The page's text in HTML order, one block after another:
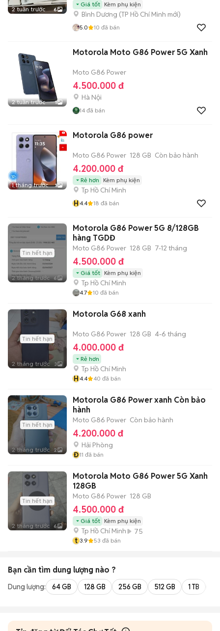
2 tuần trước 6
Giá tốt Kèm phụ kiện
Bình Dương (TP Hồ Chí Minh mới)
5.0 10 đã bán
2 tuần trước 1
Motorola Moto G86 Power 5G Xanh
Moto G86 Power
4.500.000 đ
Hà Nội
14 đã bán
1 tháng trước 1
Motorola G86 power
Moto G86 Power 128 GB Còn bảo hành
4.200.000 đ
Rẻ hơn Kèm phụ kiện
Tp Hồ Chí Minh
H4.4 18 đã bán
Tin hết hạn
2 tháng trước 6
Motorola G86 Power 5G 8/128GB
hàng TGDĐ
Moto G86 Power 128 GB 7-12 tháng
4.500.000 đ
Giá tốt Kèm phụ kiện
Tp Hồ Chí Minh
4.7 10 đã bán
Tin hết hạn
2 tháng trước 3
Motorola G68 xanh
Moto G86 Power 128 GB 4-6 tháng
4.000.000 đ
Rẻ hơn
Tp Hồ Chí Minh
H4.4 40 đã bán
Tin hết hạn
2 tháng trước 2
Motorola G86 Power xanh Còn bảo
hành
Moto G86 Power Còn bảo hành
4.200.000 đ
Hải Phòng
Đ11 đã bán
Tin hết hạn
2 tháng trước 6
Motorola Moto G86 Power 5G Xanh
128GB
Moto G86 Power 128 GB
4.500.000 đ
Giá tốt Kèm phụ kiện
Tp Hồ Chí Minh
75
t 3.9 53 đã bán
Bạn cần tìm dung lượng nào ?
Dung lượng: 64 GB 128 GB 256 GB 512 GB 1 TB